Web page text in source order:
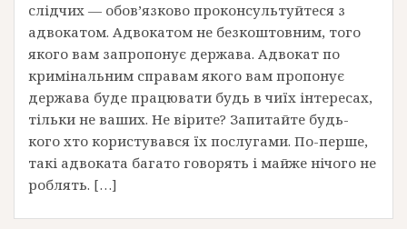
слідчих — обов’язково проконсультуйтеся з
адвокатом. Адвокатом не безкоштовним, того
якого вам запропонує держава. Адвокат по
кримінальним справам якого вам пропонує
держава буде працювати будь в чиїх інтересах,
тільки не ваших. Не вірите? Запитайте будь-
кого хто користувався їх послугами. По-перше,
такі адвоката багато говорять і майже нічого не
роблять. […]